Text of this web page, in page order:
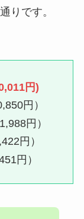
りです。
円)
円）
円）
円）
円）